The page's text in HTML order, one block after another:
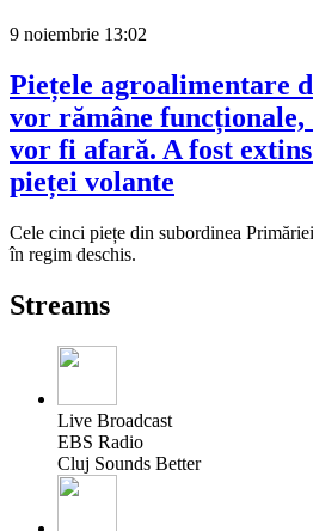
9 noiembrie 13:02
Piețele agroalimentare
vor rămâne
vor fi afară. A fost
pieței volante
Cele cinci piețe din subordinea
în regim deschis.
Streams
Live Broadcast
EBS Radio
Cluj Sounds Better